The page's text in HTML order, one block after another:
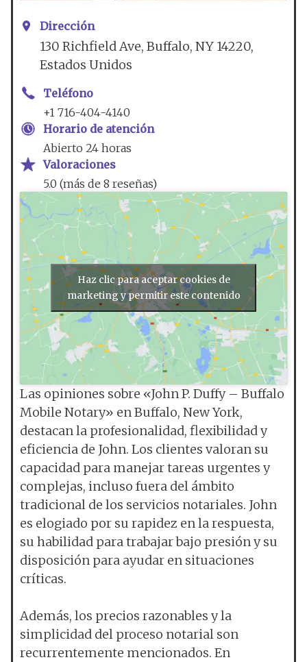
Dirección
130 Richfield Ave, Buffalo, NY 14220,
Estados Unidos
Teléfono
+1 716-404-4140
Horario de atención
Abierto 24 horas
Valoraciones
5.0 (más de 8 reseñas)
Haz clic para aceptar cookies de
marketing y permitir este contenido
Las opiniones sobre «John P. Duffy – Buffalo
Mobile Notary» en Buffalo, New York,
destacan la profesionalidad, flexibilidad y
eficiencia de John. Los clientes valoran su
capacidad para manejar tareas urgentes y
complejas, incluso fuera del ámbito
tradicional de los servicios notariales. John
es elogiado por su rapidez en la respuesta,
su habilidad para trabajar bajo presión y su
disposición para ayudar en situaciones
críticas.
Además, los precios razonables y la
simplicidad del proceso notarial son
recurrentemente mencionados. En